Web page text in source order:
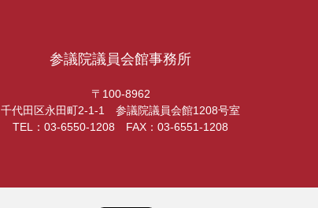
参議院議員会館事務所
〒100-8962
千代田区永田町2-1-1 参議院議員会館1208号室
TEL：03-6550-1208 FAX：03-6551-1208